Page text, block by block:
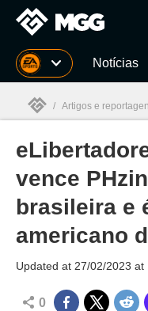
Millenium Notícias
Millenium
/ Artigos e
vence
brasileira e
americano
Updated at 27/02/2023 at
0